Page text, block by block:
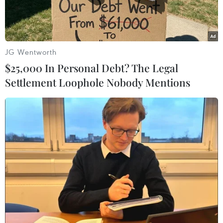
''Cua lại vợ bầu'' sẽ mở màn cho tuần ''Phim Tết.'' (Ảnh: Nhà
phát hành)
Trong bối cảnh nhiều hoạt động giải trí, văn hóa
phải hủy bỏ hoặc hạn chế người tham gia do
COVID-19, Trung tâm Sản xuất và Phát triển Nội
dung số (VTV Digital), Đài Truyền hình Việt
Nam cùng Hiệp hội xúc tiến và phát triển điện
JG Wentworth
$25,000 In Personal Debt? The Legal
Settlement Loophole Nobody Mentions